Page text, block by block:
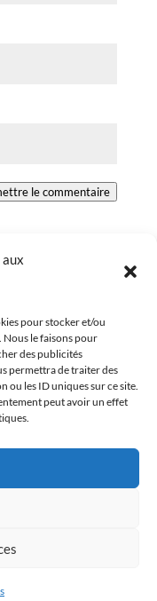
pour stocker et/ou
le faisons pour
des publicités
permettra de traiter des
ou les ID uniques sur ce site.
peut avoir un effet
le commentaire
(articles,
ma propriété
lois relatives aux
est strictement